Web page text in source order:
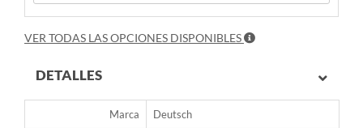
VER TODAS LAS OPCIONES DISPONIBLES
DETALLES
Marca Deutsch